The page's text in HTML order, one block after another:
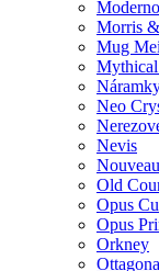
Moderno
Morris
Mug
Mythical
Neo
Nevis
Nouveau
Old
Opus
Opus
Orkney